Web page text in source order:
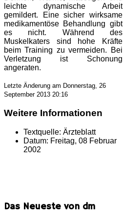
leichte dynamische Arbeit
gemildert. Eine sicher wirksame
medikamentöse Behandlung gibt
es nicht.
Während des
Muskelkaters sind hohe Kräfte
beim Training zu vermeiden. Bei
Verletzung ist Schonung
angeraten.
Letzte Änderung am Donnerstag, 26
September 2013 20:16
Weitere Informationen
Textquelle: Ärzteblatt
Datum: Freitag, 08 Februar
2002
Das Neueste von dm